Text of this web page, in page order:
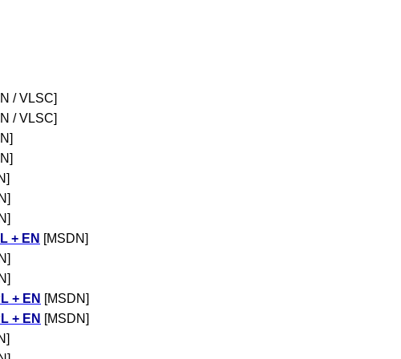
/ VLSC]
/ VLSC]
+ EN [MSDN]
+ EN [MSDN]
+ EN [MSDN]